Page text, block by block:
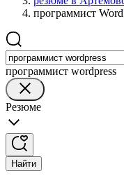
программист
программист wordpress
Резюме
Найти